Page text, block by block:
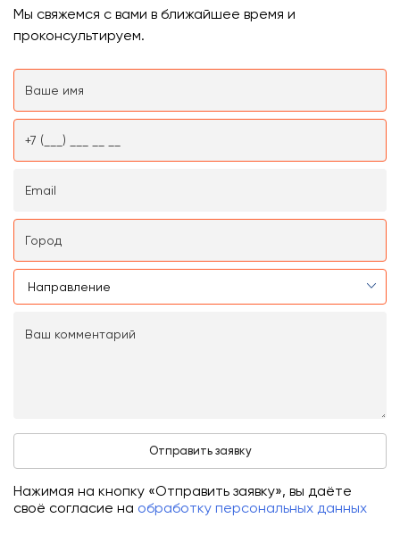
Мы свяжемся с вами в ближайшее время и
проконсультируем.
Нажимая на кнопку «Отправить заявку», вы даёте
своё согласие на обработку персональных данных